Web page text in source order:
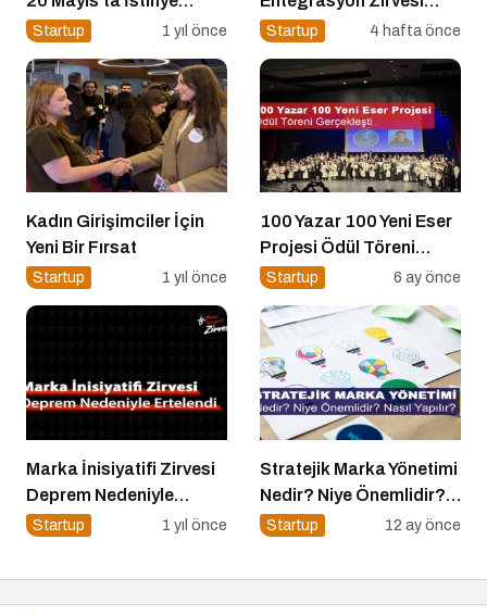
Üniversitesi’nde!
Startup 1 yıl önce
Ankara’da
Startup 4 hafta önce
Kadın Girişimciler İçin
Yeni Bir Fırsat
Startup 1 yıl önce
100 Yazar 100 Yeni Eser
Projesi Ödül Töreni
Gerçekleşti
Startup 6 ay önce
Marka İnisiyatifi Zirvesi
Deprem Nedeniyle
Ertelendi
Startup 1 yıl önce
Stratejik Marka Yönetimi
Nedir? Niye Önemlidir?
Stratejik Marka Yönetimi
Startup 12 ay önce